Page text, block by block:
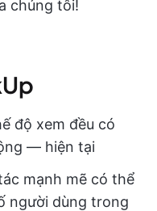
chúng tôi!
độ xem đều có
— hiện tại
mạnh mẽ có thể
người dùng trong